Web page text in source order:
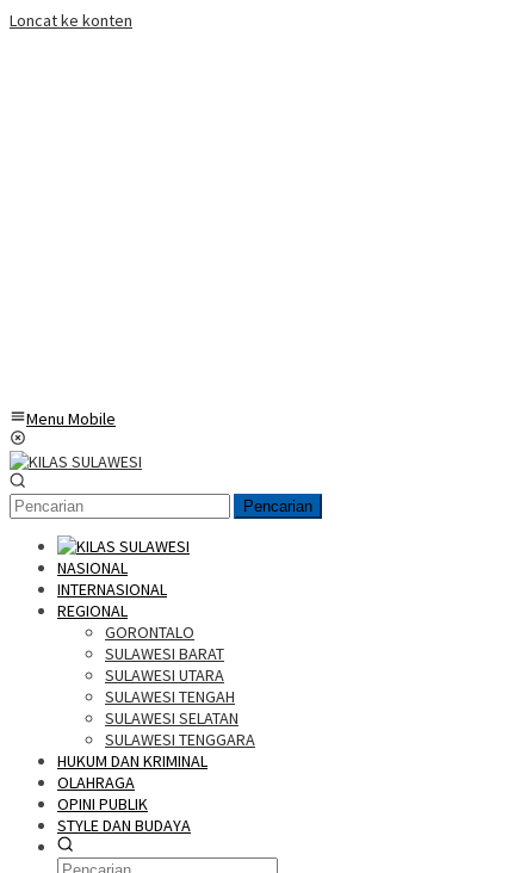
Loncat ke konten
Menu Mobile
Pencarian
NASIONAL
INTERNASIONAL
REGIONAL
GORONTALO
SULAWESI BARAT
SULAWESI UTARA
SULAWESI TENGAH
SULAWESI SELATAN
SULAWESI TENGGARA
HUKUM DAN KRIMINAL
OLAHRAGA
OPINI PUBLIK
STYLE DAN BUDAYA